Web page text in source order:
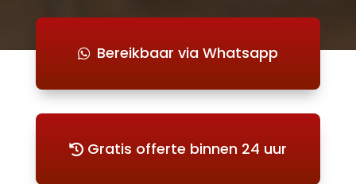
Bereikbaar via Whatsapp
Gratis offerte binnen 24 uur